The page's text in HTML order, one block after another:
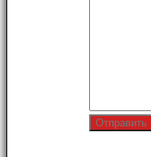
Отправить